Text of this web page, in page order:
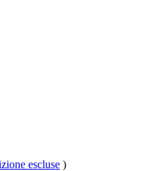
escluse )